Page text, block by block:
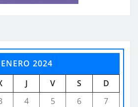
ENERO 2024
J V S
D
4 5 6
7